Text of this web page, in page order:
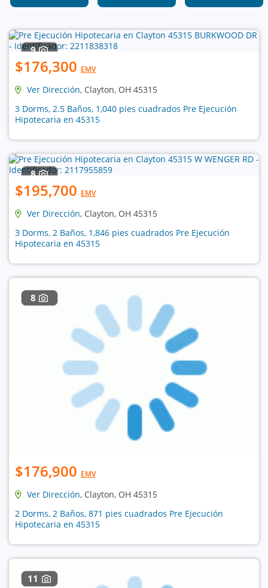
9
$176,300 EMV
Ver Dirección, Clayton, OH 45315
3 Dorms, 2.5 Baños, 1,040 pies cuadrados Pre Ejecución
Hipotecaria en 45315
8
$195,700 EMV
Ver Dirección, Clayton, OH 45315
3 Dorms, 2 Baños, 1,846 pies cuadrados Pre Ejecución
Hipotecaria en 45315
8
$176,900 EMV
Ver Dirección, Clayton, OH 45315
2 Dorms, 2 Baños, 871 pies cuadrados Pre Ejecución
Hipotecaria en 45315
11